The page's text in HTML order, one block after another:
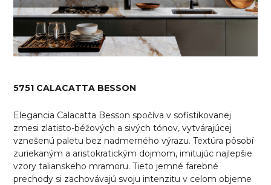
5751 CALACATTA BESSON
Elegancia Calacatta Besson spočíva v sofistikovanej
zmesi zlatisto-béžových a sivých tónov, vytvárajúcej
vznešenú paletu bez nadmerného výrazu. Textúra pôsobí
zuriekaným a aristokratickým dojmom, imitujúc najlepšie
vzory talianskeho mramoru. Tieto jemné farebné
prechody si zachovávajú svoju intenzitu v celom objeme